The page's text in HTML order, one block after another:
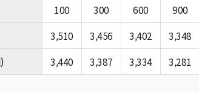
100 300 600 900
3,510
3,456 3,402 3,348
3,440 3,387 3,334 3,281